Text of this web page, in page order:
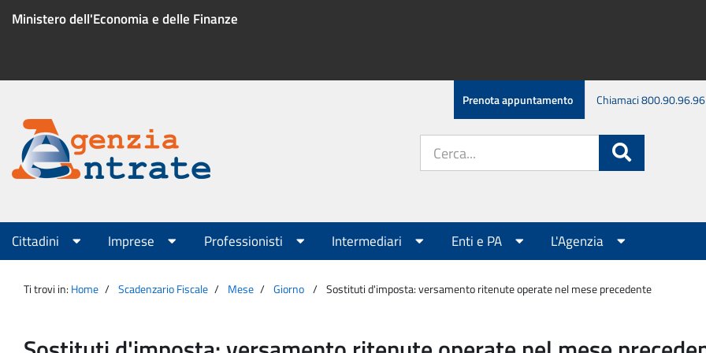
Ministero dell'Economia e delle Finanze
Menu
servizio
Prenota appuntamento Chiamaci 800.90.96.96
Agenzia
Entrate
sito:
Menu
principale
Cittadini Imprese Professionisti Intermediari Enti e PA L'Agenzia
Ti trovi in: Home Scadenzario Fiscale Mese Giorno Sostituti d'imposta: versamento ritenute operate nel mese precedente